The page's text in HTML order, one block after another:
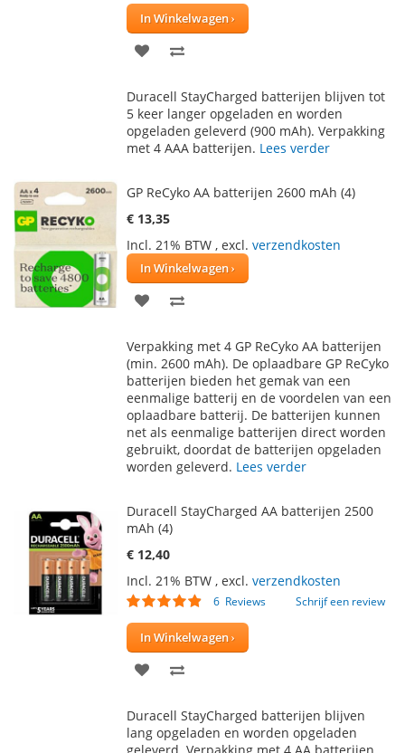
In Winkelwagen
VOEG
AAN
VERLANGLIJST
TE
VERGELIJKEN
Duracell StayCharged batterijen blijven tot
5 keer langer opgeladen en worden
opgeladen geleverd (900 mAh). Verpakking
met 4 AAA batterijen. Lees verder
GP ReCyko AA batterijen 2600 mAh (4)
€ 13,35
Incl. 21% BTW , excl. verzendkosten
In Winkelwagen
VOEG
AAN
VERLANGLIJST
TE
VERGELIJKEN
Verpakking met 4 GP ReCyko AA batterijen
(min. 2600 mAh). De oplaadbare GP ReCyko
batterijen bieden het gemak van een
eenmalige batterij en de voordelen van een
oplaadbare batterij. De batterijen kunnen
net als eenmalige batterijen direct worden
gebruikt, doordat de batterijen opgeladen
worden geleverd. Lees verder
Duracell StayCharged AA batterijen 2500
mAh (4)
€ 12,40
Incl. 21% BTW , excl. verzendkosten
Waardering:
6 Reviews Schrijf een review
In Winkelwagen
VOEG
AAN TE
Duracell StayCharged batterijen blijven
lang opgeladen en worden opgeladen